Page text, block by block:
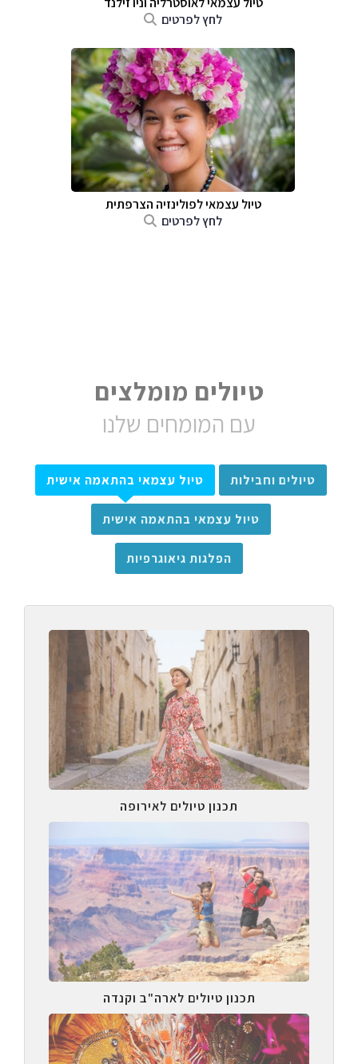
לחץ לפרטים
טיול עצמאי לפולינזיה הצרפתית
לחץ לפרטים
טיולים מומלצים
עם המומחים שלנו
טיולים וחבילות טיול עצמאי בהתאמה אישית
טיול עצמאי בהתאמה אישית
הפלגות גיאוגרפיות
תכנון טיולים לאירופה
תכנון טיולים לארה"ב וקנדה